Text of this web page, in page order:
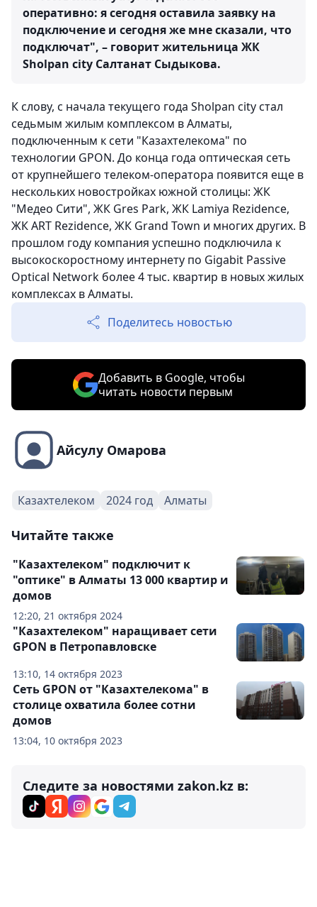
оперативно: я сегодня оставила заявку на
подключение и сегодня же мне сказали, что
подключат", – говорит жительница ЖК
Sholpan city Салтанат Сыдыкова.
К слову, с начала текущего года Sholpan city стал
седьмым жилым комплексом в Алматы,
подключенным к сети "Казахтелекома" по
технологии GPON. До конца года оптическая сеть
от крупнейшего телеком-оператора появится еще в
нескольких новостройках южной столицы: ЖК
"Медео Сити", ЖК Gres Park, ЖК Lamiya Rezidence,
ЖК ART Rezidence, ЖК Grand Town и многих других. В
прошлом году компания успешно подключила к
высокоскоростному интернету по Gigabit Passive
Optical Network более 4 тыс. квартир в новых жилых
комплексах в Алматы.
Поделитесь новостью
Добавить в Google, чтобы
читать новости первым
Айсулу Омарова
Казахтелеком 2024 год Алматы
Читайте также
12:20, 21 октября 2024
"Казахтелеком" подключит к
"оптике" в Алматы 13 000 квартир и
домов
13:10, 14 октября 2023
"Казахтелеком" наращивает сети
GPON в Петропавловске
13:04, 10 октября 2023
Сеть GPON от "Казахтелекома" в
столице охватила более сотни
домов
Следите за новостями zakon.kz в: